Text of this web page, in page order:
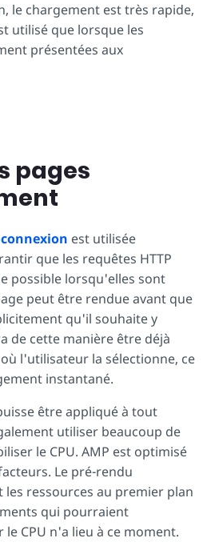
le chargement est très rapide,
utilisé que lorsque les
présentées aux
pages
est utilisée
que les requêtes HTTP
possible lorsqu'elles sont
peut être rendue avant que
qu'il souhaite y
de cette manière être déjà
l'utilisateur la sélectionne, ce
instantané.
être appliqué à tout
utiliser beaucoup de
le CPU. AMP est optimisé
Le pré-rendu
ressources au premier plan
qui pourraient
CPU n'a lieu à ce moment.